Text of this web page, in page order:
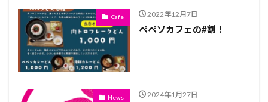
Cafe 2022年12月7日
ペペソカフェの#割！
News 2024年1月27日